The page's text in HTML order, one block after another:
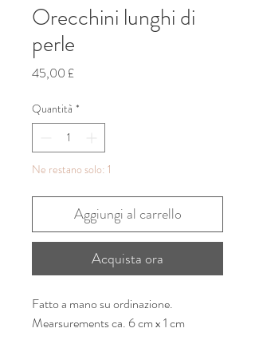
Orecchini lunghi di
perle
45,00 £Prezzo
Quantità *
Ne restano solo: 1
Aggiungi al carrello
Acquista ora
Fatto a mano su ordinazione.
Mearsurements ca. 6 cm x 1 cm